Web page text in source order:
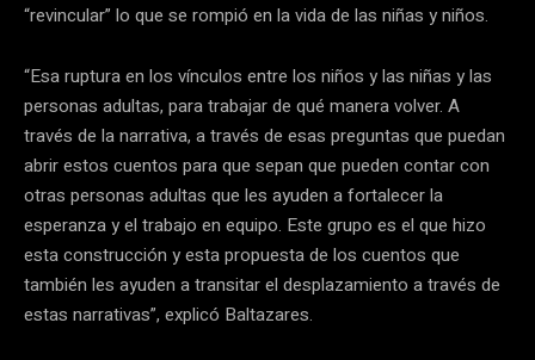
“revincular” lo que se rompió en la vida de las niñas y niños.
“Esa ruptura en los vínculos entre los niños y las niñas y las
personas adultas, para trabajar de qué manera volver. A
través de la narrativa, a través de esas preguntas que puedan
abrir estos cuentos para que sepan que pueden contar con
otras personas adultas que les ayuden a fortalecer la
esperanza y el trabajo en equipo. Este grupo es el que hizo
esta construcción y esta propuesta de los cuentos que
también les ayuden a transitar el desplazamiento a través de
estas narrativas”, explicó Baltazares.